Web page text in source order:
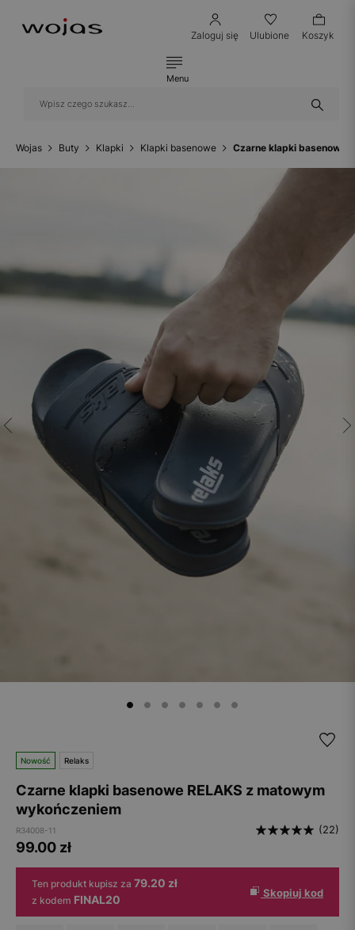
Zaloguj się Ulubione Koszyk
Menu
Wojas Buty Klapki Klapki basenowe Czarne klapki basenowe
Nowość Relaks
Czarne klapki basenowe RELAKS z matowym
wykończeniem
R34008-11 (22)
99.00 zł
Ten produkt kupisz za 79.20 zł
z kodem FINAL20 Skopiuj kod